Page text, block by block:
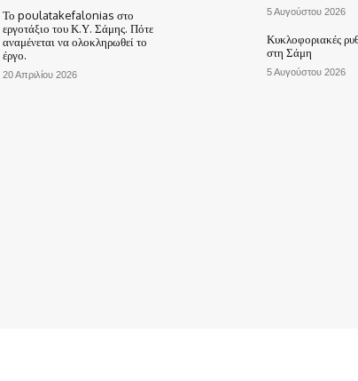
Το poulatakefalonias στο
εργοτάξιο του Κ.Υ. Σάμης. Πότε
αναμένεται να ολοκληρωθεί το
έργο.
20 Απριλίου 2026
5 Αυγούστου 2026
Κυκλοφοριακές
στη Σάμη
5 Αυγούστου 2026